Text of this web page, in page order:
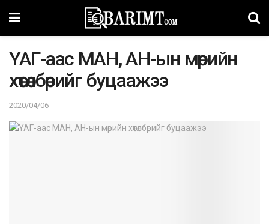
YAГ-aac MAH, AH-ын мөpийн
хөтөлбөрийг бyцaaжээ
2020/04/06